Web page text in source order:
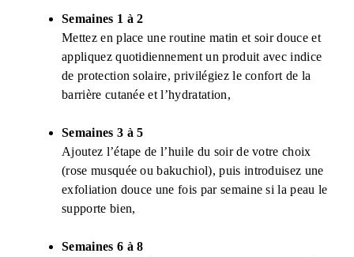
Semaines 1 à 2
Mettez en place une routine matin et soir douce et
appliquez quotidiennement un produit avec indice
de protection solaire, privilégiez le confort de la
barrière cutanée et l’hydratation,
Semaines 3 à 5
Ajoutez l’étape de l’huile du soir de votre choix
(rose musquée ou bakuchiol), puis introduisez une
exfoliation douce une fois par semaine si la peau le
supporte bien,
Semaines 6 à 8